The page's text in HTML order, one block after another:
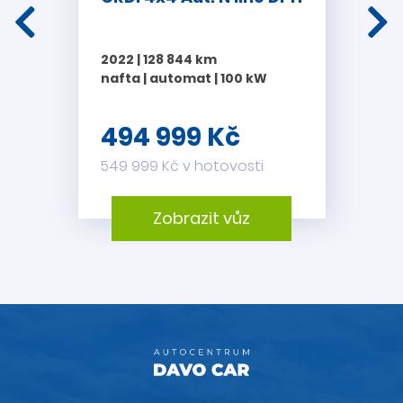
komisním prodeji.
vozidel. Nabíjení je vázáno pomocíSPZna konkrétní vůz a to
„ZÁRUKA v ceně vozu“ se vztahuje na všechny vozy
s cenou 39 999 Kč a vyšší.
Zárukou v ceně vozidla se rozumí pojištění proti poruchám
DAVO CAR Protect. Program DAVO CAR
2022 | 128 844 km
nafta | automat | 100 kW
494 999 Kč
549 999 Kč v hotovosti
Zobrazit vůz